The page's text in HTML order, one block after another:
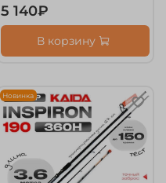
5 140₽
В корзину
Новинка